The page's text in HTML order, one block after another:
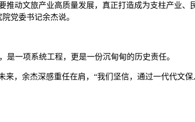
动文旅产业高质量发展，真正打造成为支柱产业、
党委书记余杰说。
一项系统工程，更是一份沉甸甸的历史责任。
余杰深感重任在肩，“我们坚信，通过一代代文